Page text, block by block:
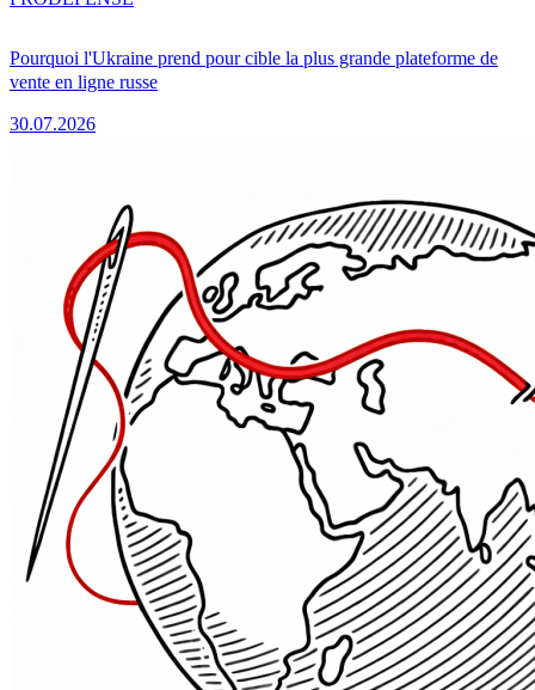
Pourquoi l'Ukraine prend pour cible la plus grande plateforme de
vente en ligne russe
30.07.2026